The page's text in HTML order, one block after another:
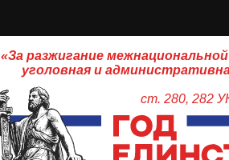
«За разжигание
уголовная и
ст. 280, 282